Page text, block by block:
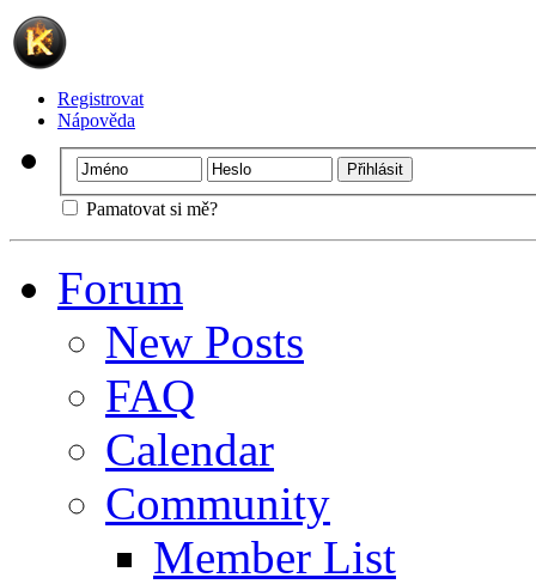
Registrovat
Nápověda
Pamatovat si mě?
Forum
New Posts
FAQ
Calendar
Community
Member List